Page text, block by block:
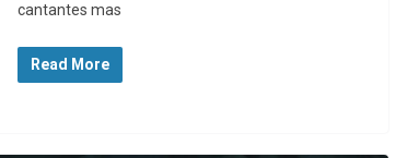
cantantes mas
Read More